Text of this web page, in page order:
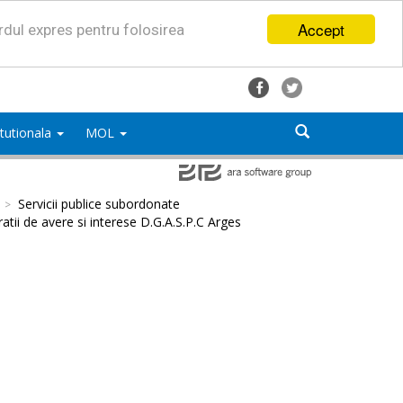
Accept
expres pentru folosirea
MOL
Servicii publice subordonate
de avere si interese D.G.A.S.P.C Arges